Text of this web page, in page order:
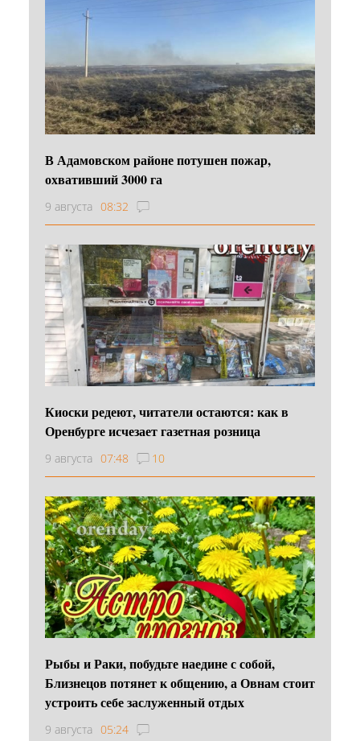
В Адамовском районе потушен пожар,
охвативший 3000 га
9 августа 08:32
Киоски редеют, читатели остаются: как в
Оренбурге исчезает газетная розница
9 августа 07:48 10
Рыбы и Раки, побудьте наедине с собой,
Близнецов потянет к общению, а Овнам стоит
устроить себе заслуженный отдых
9 августа 05:24